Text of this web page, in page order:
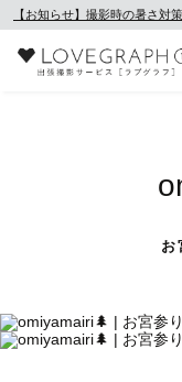
【お知らせ】撮影時の暑さ対
お